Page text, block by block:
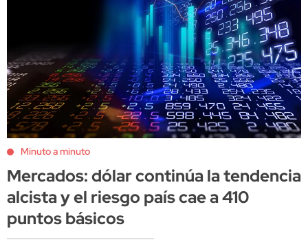
Minuto a minuto
Mercados: dólar continúa la tendencia
alcista y el riesgo país cae a 410
puntos básicos